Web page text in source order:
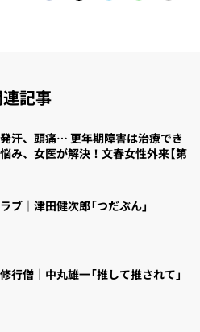
記事
汗、頭痛… 更年期障害は治療でき
み、女医が解決！文春女性外来【第
ブ｜津田健次郎「つだぶん」
行僧｜中丸雄一「推して推されて」